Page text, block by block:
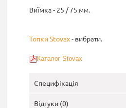
Виїмка - 25 / 75 мм.
Топки Stovax- вибрати.
Каталог Stovax
Специфікація
Відгуки (0)